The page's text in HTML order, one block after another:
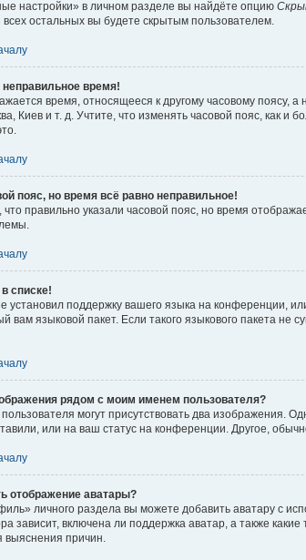
настройки» в личном разделе вы найдёте опцию
остальных вы будете скрытым пользователем.
время!
время, относящееся к другому часовому поясу,
Киев и т. д. Учтите, что изменять часовой пояс, как и
пояс, но время всё равно неправильное!
правильно указали часовой пояс, но время
списке!
установил поддержку вашего языка на конференции,
вам языковой пакет. Если такого языкового пакета
рядом с моим именем пользователя?
могут присутствовать два изображения.
или на ваш статус на конференции. Другое,
отображение аватары?
личного раздела вы можете добавить аватару с
зависит, включена ли поддержка аватар, а также
выяснения причин.